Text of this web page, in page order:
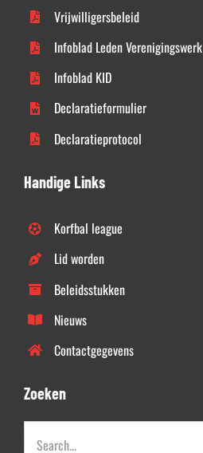
Vrijwilligersbeleid
Infoblad Leden Verenigingswerk
Infoblad KID
Declaratieformulier
Declaratieprotocol
Handige Links
Korfbal league
Lid worden
Beleidsstukken
Nieuws
Contactgegevens
Zoeken